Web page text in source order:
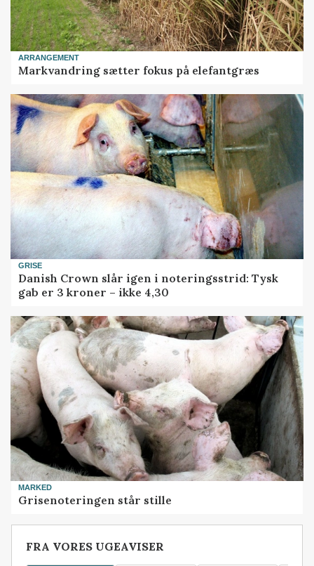
ARRANGEMENT
Markvandring sætter fokus på elefantgræs
GRISE
Danish Crown slår igen i noteringsstrid: Tysk
gab er 3 kroner – ikke 4,30
MARKED
Grisenoteringen står stille
FRA VORES UGEAVISER